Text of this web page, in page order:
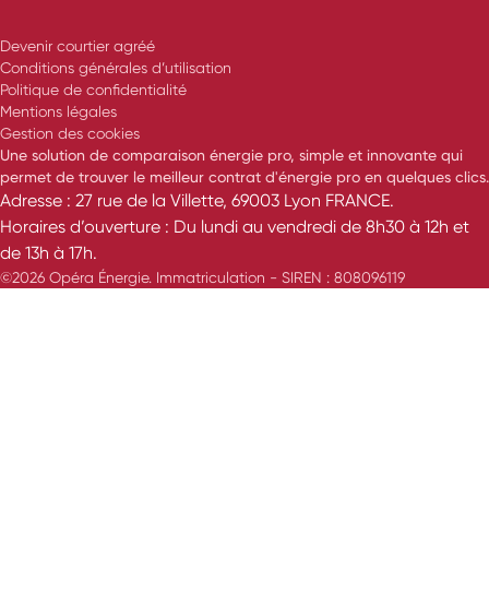
Devenir courtier agréé
Conditions générales d’utilisation
Politique de confidentialité
Mentions légales
Gestion des cookies
Une solution de comparaison énergie pro, simple et innovante qui
permet de trouver le meilleur contrat d'énergie pro en quelques clics.
Adresse : 27 rue de la Villette, 69003 Lyon FRANCE.
Horaires d’ouverture : Du lundi au vendredi de 8h30 à 12h et
de 13h à 17h.
©2026 Opéra Énergie. Immatriculation - SIREN : 808096119